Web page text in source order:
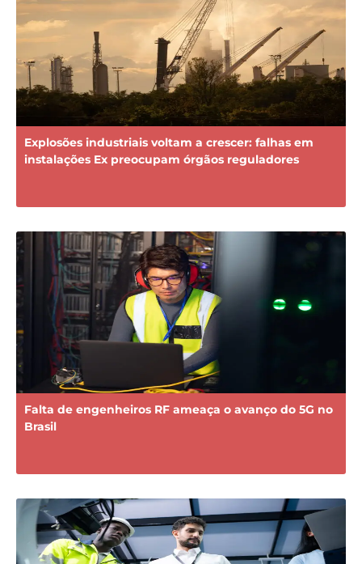
Explosões industriais voltam a crescer: falhas em
instalações Ex preocupam órgãos reguladores
Falta de engenheiros RF ameaça o avanço do 5G no
Brasil